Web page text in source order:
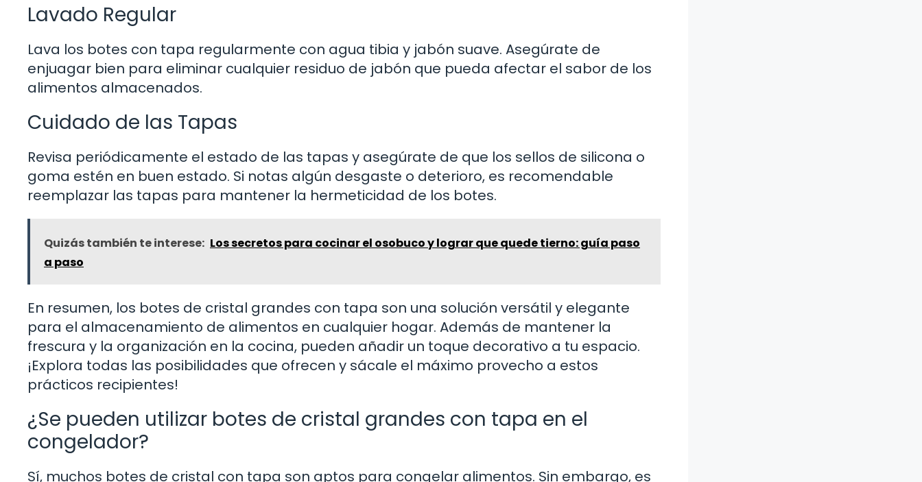
Lavado Regular
Lava los botes con tapa regularmente con agua tibia y jabón suave. Asegúrate de
enjuagar bien para eliminar cualquier residuo de jabón que pueda afectar el sabor de los
alimentos almacenados.
Cuidado de las Tapas
Revisa periódicamente el estado de las tapas y asegúrate de que los sellos de silicona o
goma estén en buen estado. Si notas algún desgaste o deterioro, es recomendable
reemplazar las tapas para mantener la hermeticidad de los botes.
Quizás también te interese: Los secretos para cocinar el osobuco y lograr que quede tierno: guía paso
a paso
En resumen, los botes de cristal grandes con tapa son una solución versátil y elegante
para el almacenamiento de alimentos en cualquier hogar. Además de mantener la
frescura y la organización en la cocina, pueden añadir un toque decorativo a tu espacio.
¡Explora todas las posibilidades que ofrecen y sácale el máximo provecho a estos
prácticos recipientes!
¿Se pueden utilizar botes de cristal grandes con tapa en el
congelador?
Sí, muchos botes de cristal con tapa son aptos para congelar alimentos. Sin embargo, es